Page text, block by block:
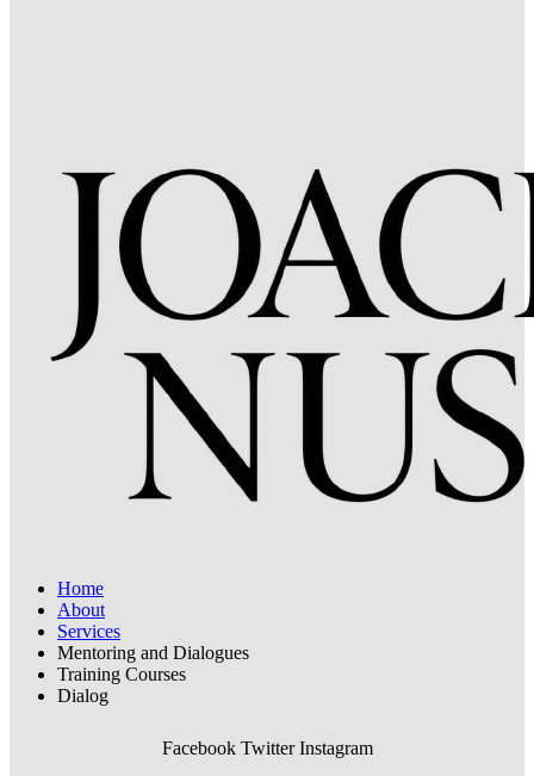
Home
About
Services
Mentoring and Dialogues
Training Courses
Dialog
Facebook Twitter Instagram